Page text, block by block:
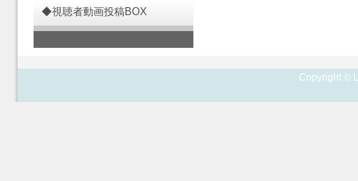
◆視聴者動画投稿BOX
Copyright ©